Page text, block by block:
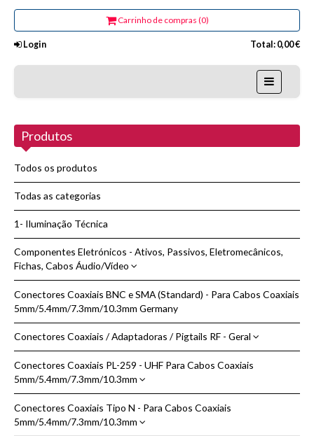
Carrinho de compras (0)
Login Total: 0,00 €
Novidades
Sobre nós
Contactos
Pesquisar
Produtos
Todos os produtos
Todas as categorias
1- Iluminação Técnica
Componentes Eletrónicos - Ativos, Passivos, Eletromecânicos,
Fichas, Cabos Áudio/Vídeo
Adaptadores de Áudio/Vídeo
Cabos de Áudio/Vídeo - HDMI
Dissipação Térmica
Fichas | Conectores
Adaptadores | Conectores DC
Pontas de Prova + Crocodilos e Bananas
Conectores Coaxiais BNC e SMA (Standard) - Para Cabos Coaxiais
5mm/5.4mm/7.3mm/10.3mm Germany
Conectores Coaxiais / Adaptadoras / Pigtails RF - Geral
Adaptadoras Coaxiais RF - Varios Modelos
Cabos Coaxiais Adaptadores - Pigtails RF | WIFI
Cabos Coaxiais Adaptadores e Pigtails WIFI Reverse e Standard - Geral
Conectores Coaxiais PL-259 - UHF Para Cabos Coaxiais
5mm/5.4mm/7.3mm/10.3mm
Conectores Coaxiais PL-259 - UHF Cabos Coaxiais 5/5.4/7.3/10.3mm
Marca Kabel Kusch
Conectores Coaxiais Tipo N - Para Cabos Coaxiais
5mm/5.4mm/7.3mm/10.3mm